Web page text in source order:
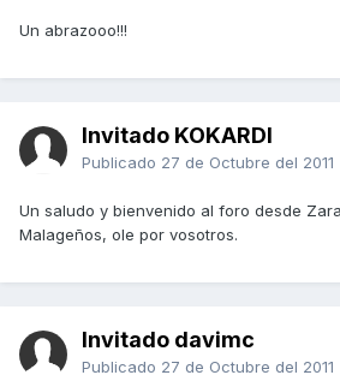
Un abrazooo!!!
Invitado KOKARDI
Publicado 27 de Octubre del 2011
Un saludo y bienvenido al foro desde
Malageños, ole por vosotros.
Invitado davimc
Publicado 27 de Octubre del 2011